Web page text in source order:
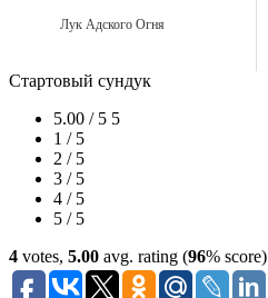
Лук Адского Огня
Стартовый сундук
5.00 / 5 5
1 / 5
2 / 5
3 / 5
4 / 5
5 / 5
4 votes, 5.00 avg. rating (96% score)